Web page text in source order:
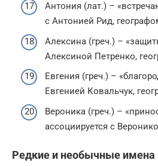
Антония (лат.) –
с Антонией Рид,
Алексина (греч.) –
Алексиной Петренко,
Евгения (греч.) –
Евгенией Ковальчук,
Вероника (греч.) –
ассоциируется с
Редкие и необычные имена